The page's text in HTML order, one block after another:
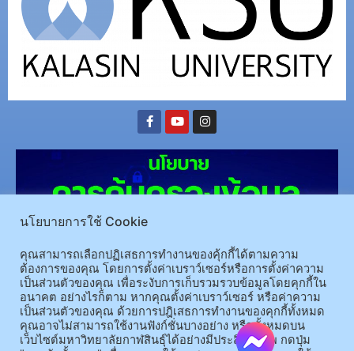
(อ.นามน)13 หมู่ 14 ต.สงเปลือย อ.นามน จ.กาฬสินธุ์ 46230โทรศัพท์ : 043-602-055 โทรสาร :
043-602-044
(อ.เมือง)62/1 ถ.เกษตรสมบูรณ์ ต.กาฬสินธุ์ อ.เมือง จ.กาฬสินธุ์ 46000โทรศัพท์ 043-811128 08-
นโยบายการใช้ Cookie
คุณสามารถเลือกปฏิเสธการทำงานของคุ้กกี้ได้ตามความ
ต้องการของคุณ โดยการตั้งค่าเบราว์เซอร์หรือการตั้งค่าความ
เป็นส่วนตัวของคุณ เพื่อระงับการเก็บรวมรวบข้อมูลโดยคุกกี้ใน
อนาคต อย่างไรก็ตาม หากคุณตั้งค่าเบราว์เซอร์ หรือค่าความ
เป็นส่วนตัวของคุณ ด้วยการปฎิเสธการทำงานของคุกกี้ทั้งหมด
คุณอาจไม่สามารถใช้งานฟังก์ชั่นบางอย่าง หรือทั้งหมดบน
เว็บไซต์มหาวิทยาลัยกาฬสินธุ์ได้อย่างมีประสิทธิภาพ กดปุ่ม